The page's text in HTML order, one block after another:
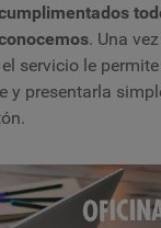
. Una
servicio le
y presentarla